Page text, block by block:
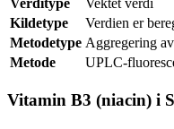
Verditype
Vektet verdi
Kildetype
Verdien er
Metodetype Aggregering
Metode
UPLC-
Vitamin B3 (niacin) i